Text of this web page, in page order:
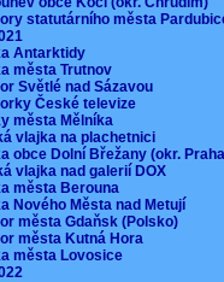
statutárního města
Antarktidy
města Trutnov
Světlé nad Sázavou
České televize
města Mělníka
vlajka na plachetnici
obce Dolní Břežany (okr.
vlajka nad galerií DOX
města Berouna
Nového Města nad Metují
města Gdaňsk (Polsko)
města Kutná Hora
města Lovosice